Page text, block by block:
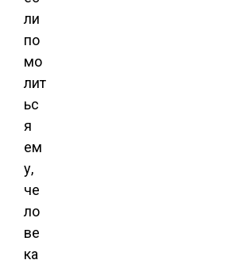
ли
по
мо
лит
ьс
я
ем
у,
че
ло
ве
ка